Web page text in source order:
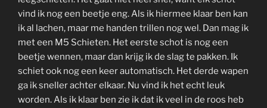
vind ik nog een beetje eng. Als ik hiermee klaar ben kan
ik al lachen, maar me handen trillen nog wel. Dan mag ik
met een M5 Schieten. Het eerste schot is nog een
beetje wennen, maar dan krijg ik de slag te pakken. Ik
schiet ook nog een keer automatisch. Het derde wapen
ga ik sneller achter elkaar. Nu vind ik het echt leuk
worden. Als ik klaar ben zie ik dat ik veel in de roos heb